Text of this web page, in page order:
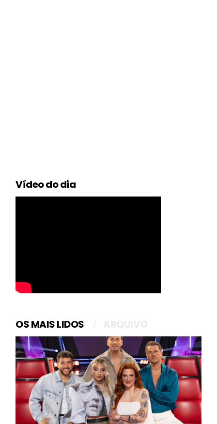
Vídeo do dia
OS MAIS LIDOS